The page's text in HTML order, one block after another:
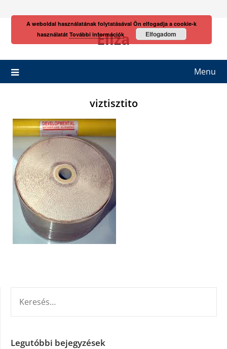
Eliza
Menu
viztisztito
Legutóbbi bejegyzések
A weboldal használatának folytatásával Ön elfogadja a cookie-k
használatát További információk Elfogadom